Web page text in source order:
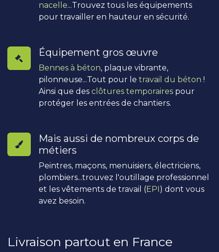
nacelle...Trouvez tous les équipements
pour travailler en hauteur en sécurité.
Équipement gros œuvre
Bennes à béton, plaque vibrante,
pilonneuse...Tout pour le travail du béton !
Ainsi que des clôtures temporaires pour
protéger les entrées de chantiers.
Mais aussi de nombreux corps de
métiers
Peintres, maçons, menuisiers, électriciens,
plombiers...trouvez l'outillage professionnel
et les vêtements de travail (EPI) dont vous
avez besoin.
Livraison partout en France